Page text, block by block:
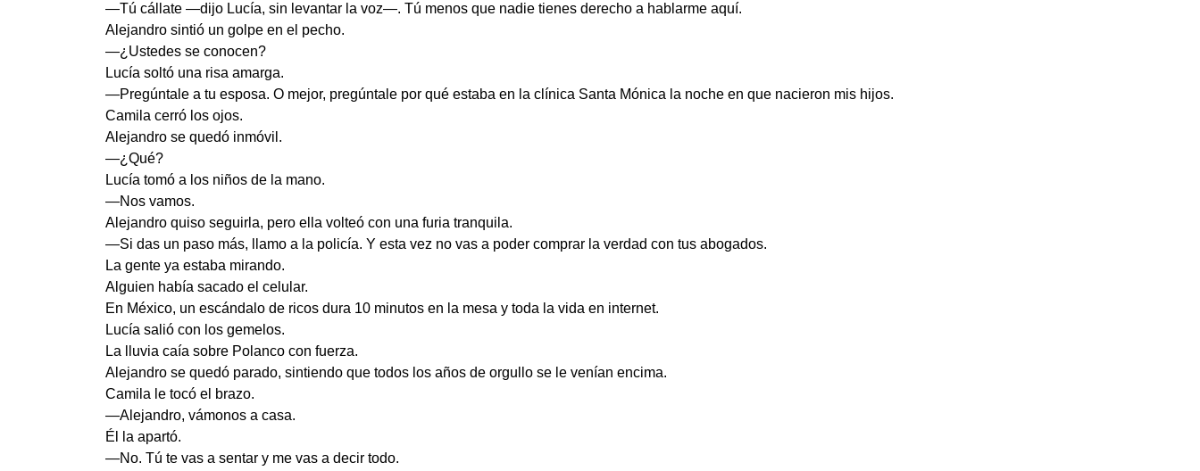
—Tú cállate —dijo Lucía, sin levantar la voz—. Tú menos que nadie tienes derecho a hablarme aquí.
Alejandro sintió un golpe en el pecho.
—¿Ustedes se conocen?
Lucía soltó una risa amarga.
—Pregúntale a tu esposa. O mejor, pregúntale por qué estaba en la clínica Santa Mónica la noche en que nacieron mis hijos.
Camila cerró los ojos.
Alejandro se quedó inmóvil.
—¿Qué?
Lucía tomó a los niños de la mano.
—Nos vamos.
Alejandro quiso seguirla, pero ella volteó con una furia tranquila.
—Si das un paso más, llamo a la policía. Y esta vez no vas a poder comprar la verdad con tus abogados.
La gente ya estaba mirando.
Alguien había sacado el celular.
En México, un escándalo de ricos dura 10 minutos en la mesa y toda la vida en internet.
Lucía salió con los gemelos.
La lluvia caía sobre Polanco con fuerza.
Alejandro se quedó parado, sintiendo que todos los años de orgullo se le venían encima.
Camila le tocó el brazo.
—Alejandro, vámonos a casa.
Él la apartó.
—No. Tú te vas a sentar y me vas a decir todo.